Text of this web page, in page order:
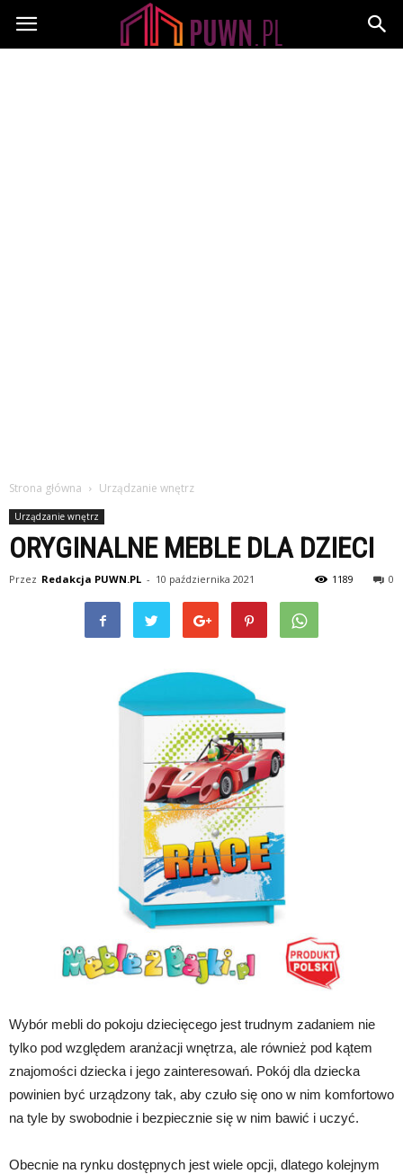
PUWN.pl
Strona główna Urządzanie wnętrz
Urządzanie wnętrz
ORYGINALNE MEBLE DLA DZIECI
Przez Redakcja PUWN.PL - 10 października 2021 0
1189
Wybór mebli do pokoju dziecięcego jest trudnym zadaniem nie
tylko pod względem aranżacji wnętrza, ale również pod kątem
znajomości dziecka i jego zainteresowań. Pokój dla dziecka
powinien być urządzony tak, aby czuło się ono w nim komfortowo
na tyle by swobodnie i bezpiecznie się w nim bawić i uczyć.
Obecnie na rynku dostępnych jest wiele opcji, dlatego kolejnym